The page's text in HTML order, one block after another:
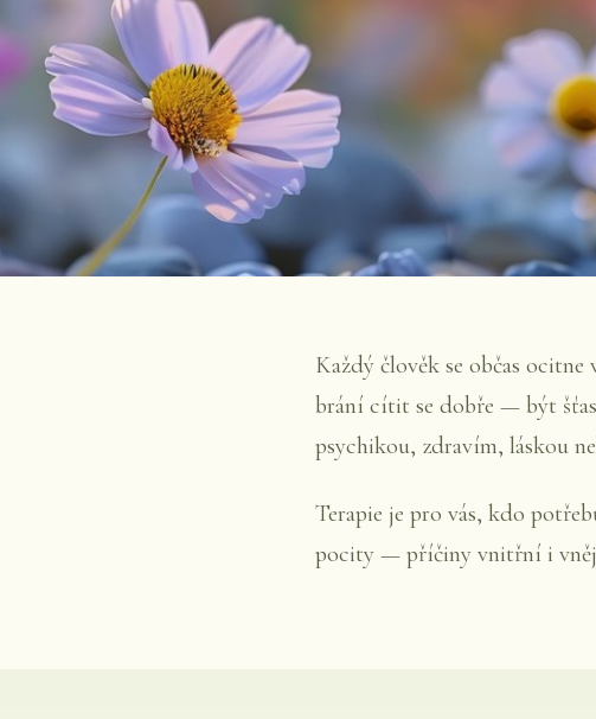
Každý člověk se občas
brání cítit se dobře — být
psychikou, zdravím, láskou
Terapie je pro vás, kdo
pocity — příčiny vnitřní i